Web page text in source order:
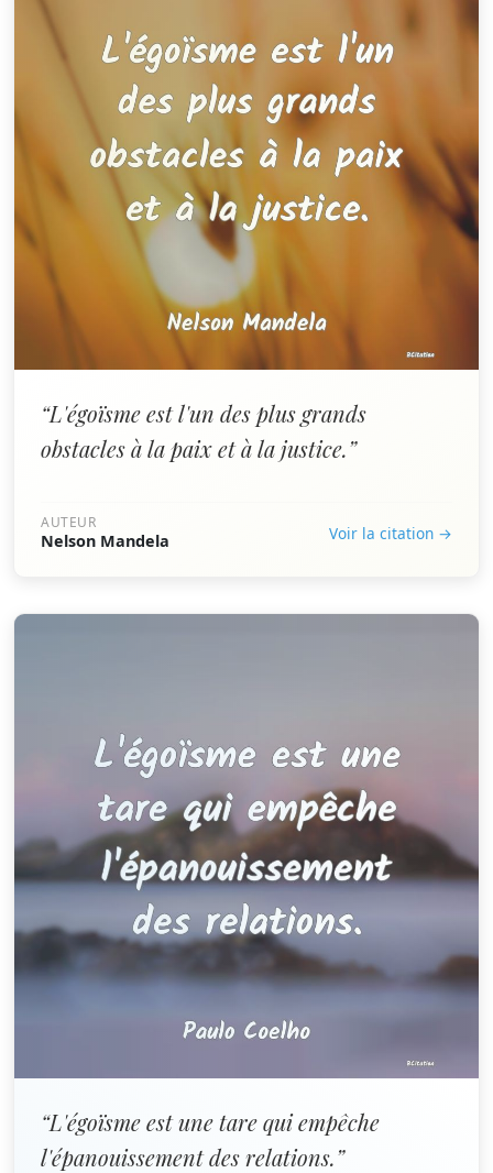
“L'égoïsme est l'un des plus grands
obstacles à la paix et à la justice.”
AUTEUR
Nelson Mandela Voir la citation →
“L'égoïsme est une tare qui empêche
l'épanouissement des relations.”